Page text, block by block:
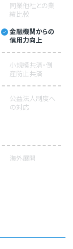
同業他社との業
績比較
金融機関からの
信用力向上
小規模共済・倒
産防止共済
公益法人制度へ
の対応
海外展開